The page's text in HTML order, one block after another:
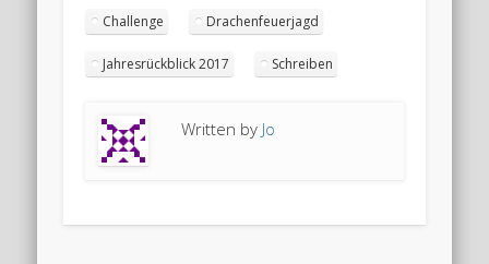
Challenge Drachenfeuerjagd
Jahresrückblick 2017 Schreiben
Written by Jo